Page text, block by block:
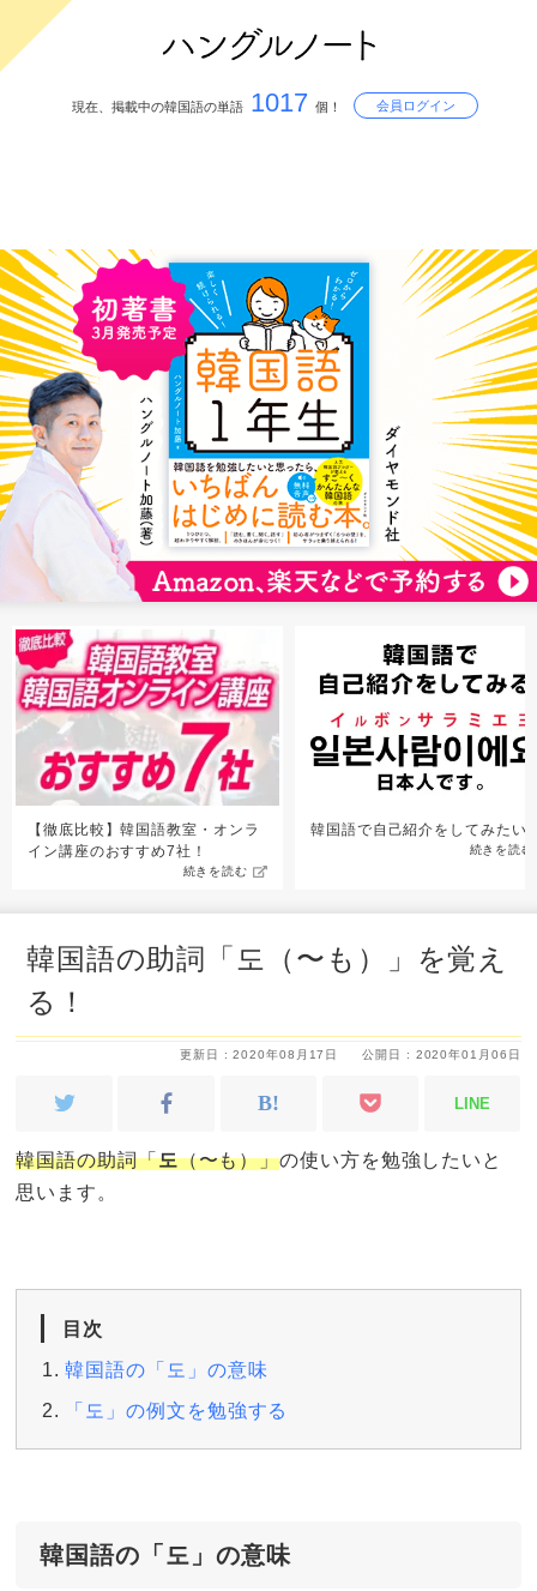
現在、掲載中の韓国語の単語 1017 個！ 会員ログイン
【徹底比較】韓国語教室・オンラ
イン講座のおすすめ7社！
続きを読む
韓国語で自己紹介をしてみたい
続きを読む
韓国語の助詞「도（〜も）」を覚え
る！
公開日 : 2020年01月06日
更新日 : 2020年08月17日
LINE
韓国語の助詞「도（〜も）」の使い方を勉強したいと
思います。
目次
韓国語の「도」の意味
「도」の例文を勉強する
韓国語の「도」の意味